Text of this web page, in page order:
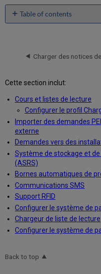
Table of contents
No
Cette section inclut:
Cours et listes de lecture
Configurer le profil
Importer des demandes
externe
Demandes vers des
Système de stockage et
(ASRS)
Bornes automatiques de
Communications SMS
Support RFID
Configurer le système de
Chargeur de liste de lecture
Configurer le système de
Back to top